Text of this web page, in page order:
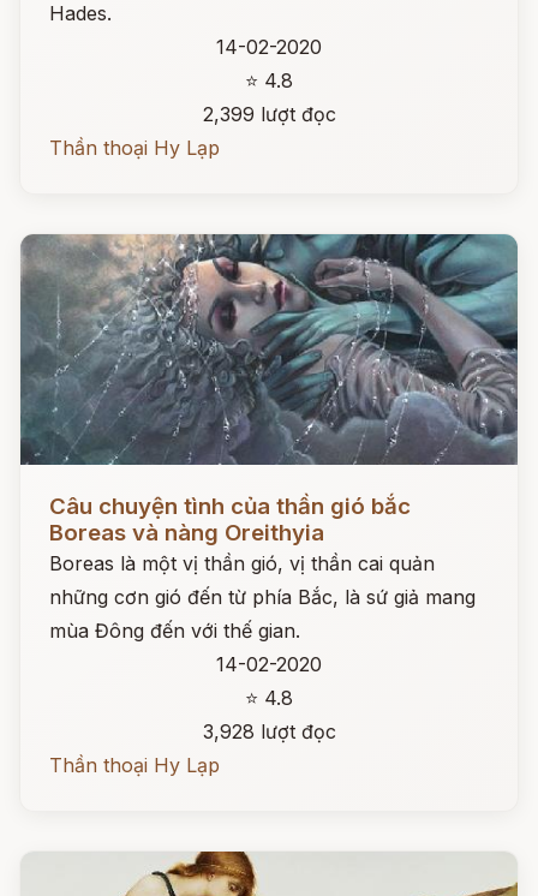
Hades.
14-02-2020
⭐ 4.8
2,399 lượt đọc
Thần thoại Hy Lạp
Câu chuyện tình của thần gió bắc
Boreas và nàng Oreithyia
Boreas là một vị thần gió, vị thần cai quản
những cơn gió đến từ phía Bắc, là sứ giả mang
mùa Đông đến với thế gian.
14-02-2020
⭐ 4.8
3,928 lượt đọc
Thần thoại Hy Lạp